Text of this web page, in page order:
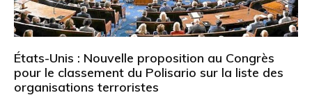
États-Unis : Nouvelle proposition au Congrès
pour le classement du Polisario sur la liste des
organisations terroristes